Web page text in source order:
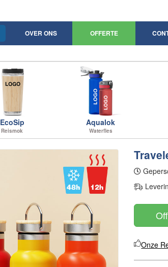
OVER ONS OFFERTE
EcoSip
Reismok
Aqualok
Waterfles
Onze